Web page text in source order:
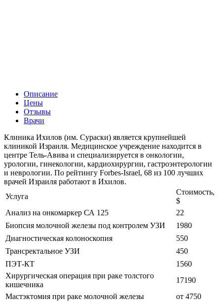
Описание
Цены
Отзывы
Врачи
Клиника Ихилов (им. Сураски) является крупнейшей
клиникой Израиля. Медицинское учреждение находится в
центре Тель-Авива и специализируется в онкологии,
урологии, гинекологии, кардиохирургии, гастроэнтерологии
и неврологии. По рейтингу Forbes-Israel, 68 из 100 лучших
врачей Израиля работают в Ихилов.
Услуга
Стоимость,
$
Анализ на онкомаркер СА 125
22
Биопсия молочной железы под контролем УЗИ
1980
Диагностическая колоноскопия
550
Трансректальное УЗИ
450
ПЭТ-КТ
1560
Хирургическая операция при раке толстого
кишечника
17190
Мастэктомия при раке молочной железы
от 4750